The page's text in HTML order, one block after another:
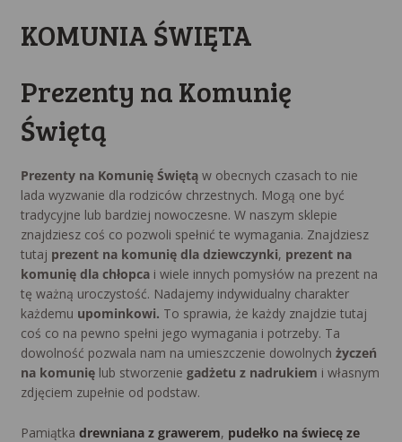
KOMUNIA ŚWIĘTA
Prezenty na Komunię
Świętą
Prezenty na Komunię Świętąw obecnych czasach to nie
lada wyzwanie dla rodziców chrzestnych. Mogą one być
tradycyjne lub bardziej nowoczesne. W naszym sklepie
znajdziesz coś co pozwoli spełnić te wymagania. Znajdziesz
tutaj prezent na komunię dla dziewczynki, prezent na
komunię dla chłopcai wiele innych pomysłów na prezent na
tę ważną uroczystość. Nadajemy indywidualny charakter
każdemu upominkowi. To sprawia, że każdy znajdzie tutaj
coś co na pewno spełni jego wymagania i potrzeby. Ta
dowolność pozwala nam na umieszczenie dowolnych życzeń
na komunięlub stworzenie gadżetu z nadrukiem i własnym
zdjęciem zupełnie od podstaw.
Pamiątka drewniana z grawerem, pudełko na świecę ze